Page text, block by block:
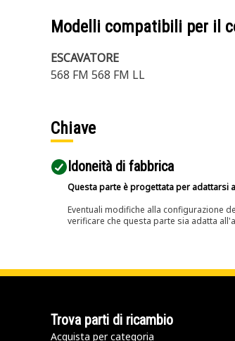
Modelli compatibili per il
ESCAVATORE
568 FM 568 FM LL
Chiave
Idoneità di fabbrica
Questa parte è progettata per adattarsi
Eventuali modifiche alla configurazione
verificare che questa parte sia adatta
Trova parti di ricambio
Acquista per categoria